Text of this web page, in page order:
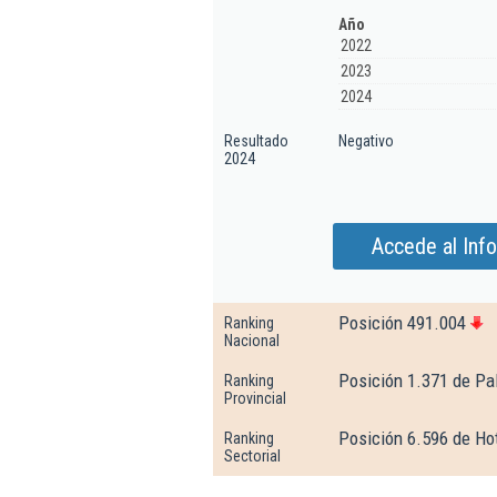
Año
2022
2023
2024
Resultado
2024
Negativo
Accede al
Ranking
Nacional
Posición 491.004
Ranking
Provincial
Posición 1.371 de
Ranking
Sectorial
Posición 6.596 de